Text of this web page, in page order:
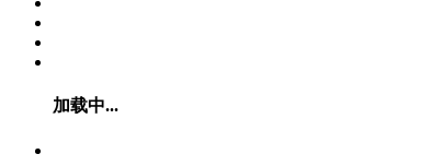
加载中...